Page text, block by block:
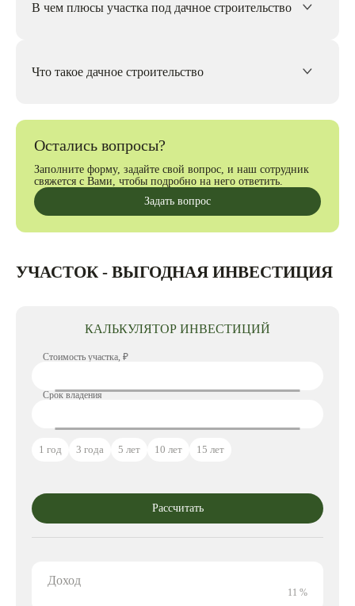
В чем плюсы участка под дачное строительство
Что такое дачное строительство
Остались вопросы?
Заполните форму, задайте свой вопрос, и наш сотрудник
свяжется с Вами, чтобы подробно на него ответить.
Задать вопрос
УЧАСТОК - ВЫГОДНАЯ ИНВЕСТИЦИЯ
КАЛЬКУЛЯТОР ИНВЕСТИЦИЙ
Стоимость участка, ₽
Срок владения
1 год 3 года 5 лет 10 лет 15 лет
Рассчитать
Доход
11 %